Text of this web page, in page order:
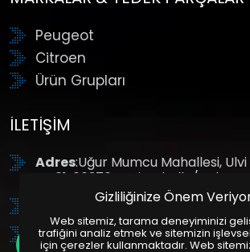
Peugeot
Citroen
Ürün Grupları
İLETIŞIM
Adres:Uğur Mumcu Mahallesi,
No:61, 06370 Yenimahalle/Ankara
: +90 (312) 354 8888
GSM: +90 (532) 343 4085
Gizliliğinize Önem
Web sitemiz, tarama deneyiminizi
trafiğini analiz etmek ve sitemizin
için çerezler kullanmaktadır. Web